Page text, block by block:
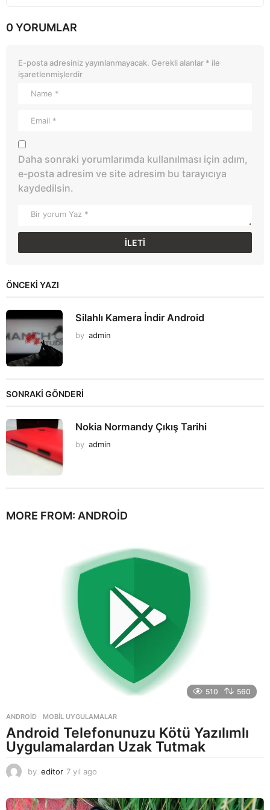
0 YORUMLAR
E-posta adresiniz yayınlanmayacak. Gerekli alanlar * ile
işaretlenmişlerdir
Daha sonraki yorumlarımda kullanılması için adım,
e-posta adresim ve site adresim bu tarayıcıya
kaydedilsin.
ÖNCEKI YAZI
Silahlı Kamera İndir Android
by admin
SONRAKİ GÖNDERİ
Nokia Normandy Çıkış Tarihi
by admin
MORE FROM: ANDROID
510 560
ANDROID ,MOBIL UYGULAMALAR
Android Telefonunuzu Kötü Yazılımlı
Uygulamalardan Uzak Tutmak
by editor 7 yıl ago
l